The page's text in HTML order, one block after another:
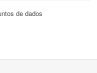
de dados